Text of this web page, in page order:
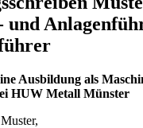
und
Ausbildung als
HUW Metall Münster